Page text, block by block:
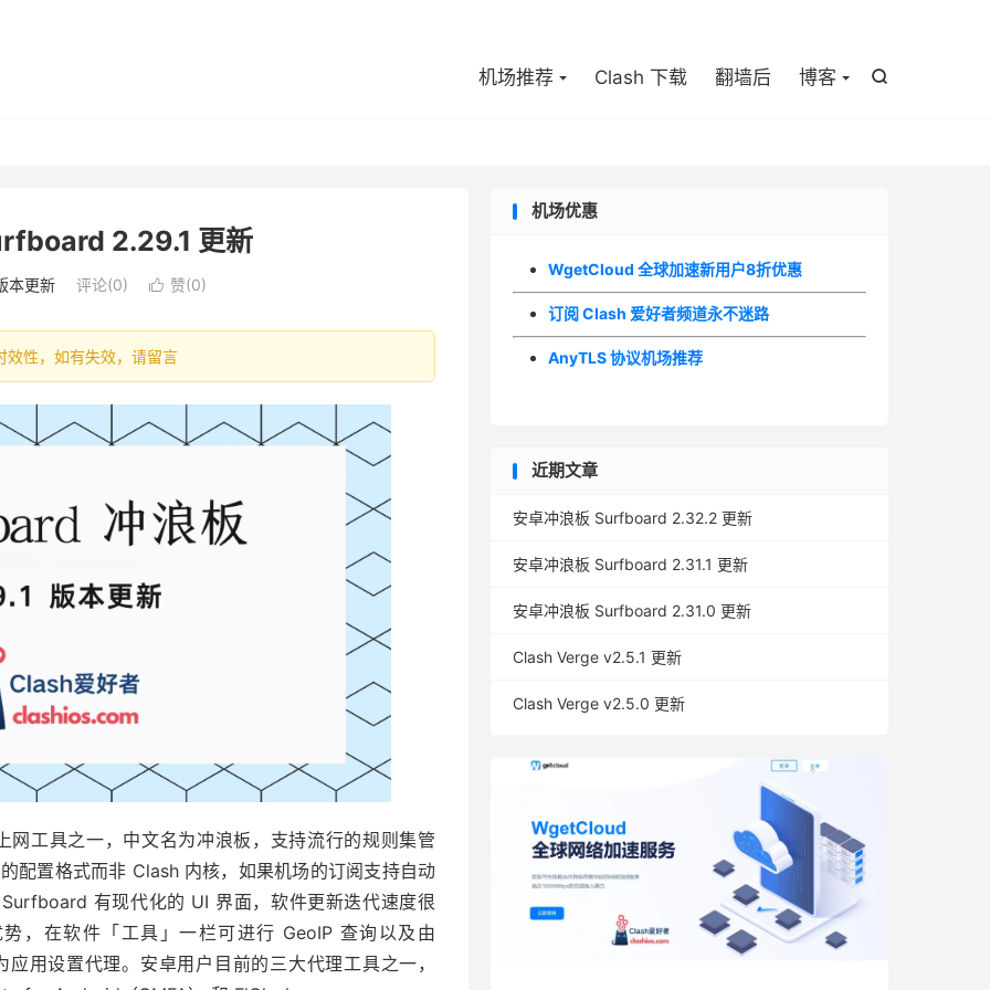

机场推荐 Clash 下载 翻墙后 博客
2.29.1 更新
本更新 评论(0)  赞(0)
性，如有失效，请留言
工具之一，中文名为冲浪板，支持流行的规则集管
配置格式而非 Clash 内核，如果机场的订阅支持自动
有现代化的 UI 界面，软件更新迭代速度很
，在软件「工具」一栏可进行 GeoIP 查询以及由
用设置代理。安卓用户目前的三大代理工具之一，
机场优惠
WgetCloud 全球加速新用户8折优惠
订阅 Clash 爱好者频道永不迷路
AnyTLS 协议机场推荐
近期文章
安卓冲浪板 Surfboard 2.32.2 更新
安卓冲浪板 Surfboard 2.31.1 更新
安卓冲浪板 Surfboard 2.31.0 更新
Clash Verge v2.5.1 更新
Clash Verge v2.5.0 更新